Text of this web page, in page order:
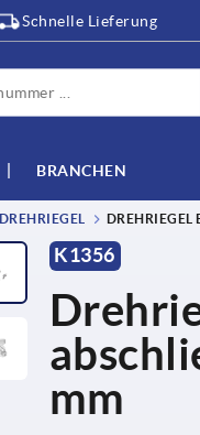
Schnelle Lieferung
BRANCHEN
DREHRIEGEL DREHRIEGEL
K1356
mm